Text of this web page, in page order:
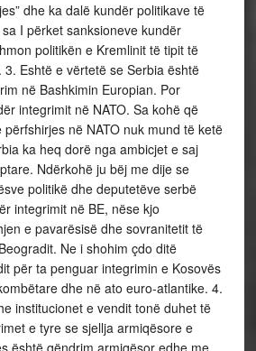
dhe ka dalë kundër politikave të
I përket sanksioneve kundër
politikën e Kremlinit të tipit të
3. Eshtë e vërtetë se Serbia është
në Bashkimin Europian. Por
integrimit në NATO. Sa kohë që
në NATO nuk mund të ketë
ka heq dorë nga ambicjet e saj
Ndërkohë ju bëj me dije se
politikë dhe deputetëve serbë
integrimit në BE, nëse kjo
e pavarësisë dhe sovranitetit të
Ne i shohim çdo ditë
për ta penguar integrimin e Kosovës
dhe në ato euro-atlantike. 4.
institucionet e vendit tonë duhet të
e tyre se sjellja armiqësore e
është qëndrim armiqësor edhe me